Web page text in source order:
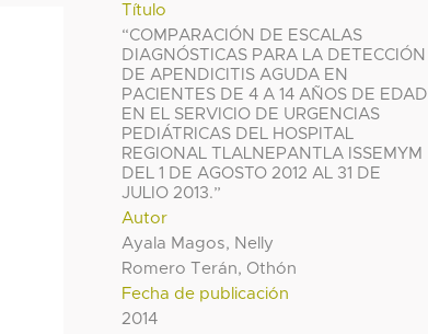
Título
“COMPARACIÓN DE ESCALAS
DIAGNÓSTICAS PARA LA DETECCIÓN
DE APENDICITIS AGUDA EN
PACIENTES DE 4 A 14 AÑOS DE EDAD
EN EL SERVICIO DE URGENCIAS
PEDIÁTRICAS DEL HOSPITAL
REGIONAL TLALNEPANTLA ISSEMYM
DEL 1 DE AGOSTO 2012 AL 31 DE
JULIO 2013.”
Autor
Ayala Magos, Nelly
Romero Terán, Othón
Fecha de publicación
2014